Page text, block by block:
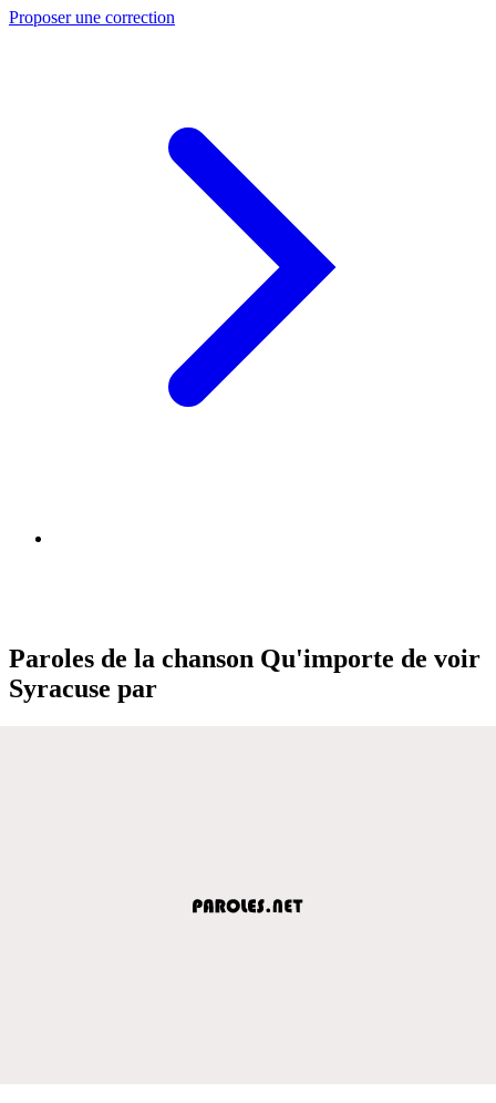
Proposer une correction
Paroles de la chanson Qu'importe de voir
Syracuse par